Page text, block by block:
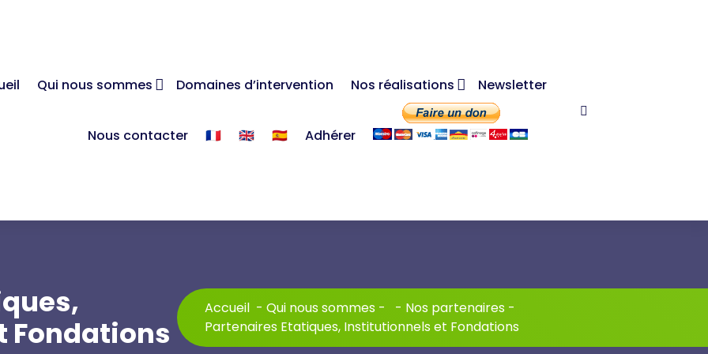
Qui nous sommes Domaines d’intervention Nos réalisations Newsletter
Nous contacter 🇫🇷 🇬🇧 🇪🇸 Adhérer
Fondations
Accueil - Qui nous sommes - - Nos partenaires -
Partenaires Etatiques, Institutionnels et Fondations